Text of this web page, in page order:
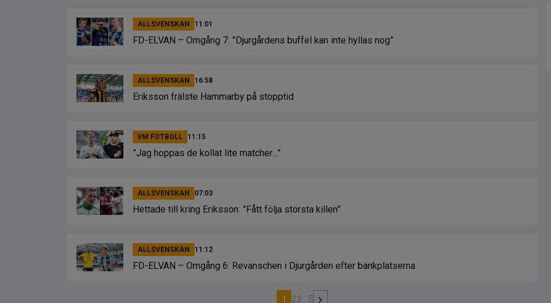
ALLSVENSKAN 11:01
FD-ELVAN – Omgång 7: ”Djurgårdens buffel kan inte hyllas nog”
ALLSVENSKAN 16:58
Eriksson frälste Hammarby på stopptid
VM FOTBOLL 11:15
”Jag hoppas de kollat lite matcher…”
ALLSVENSKAN 07:03
Hettade till kring Eriksson: ”Fått följa största killen”
ALLSVENSKAN 11:12
FD-ELVAN – Omgång 6: Revanschen i Djurgården efter bänkplatserna
1 23…5